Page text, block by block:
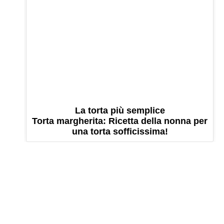
La torta più semplice
Torta margherita: Ricetta della nonna per
una torta sofficissima!